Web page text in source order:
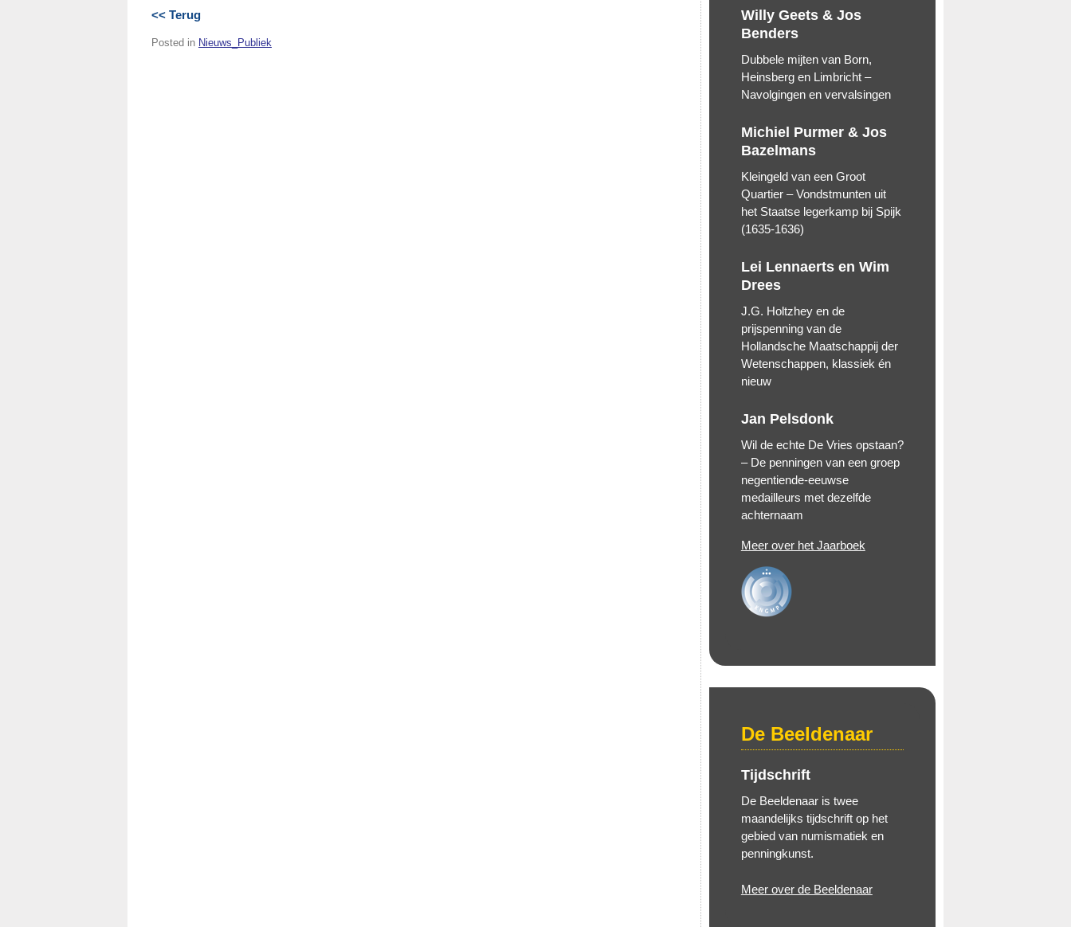
<< Terug
Posted in Nieuws_Publiek
Willy Geets & Jos
Benders
Dubbele mijten van Born,
Heinsberg en Limbricht –
Navolgingen en vervalsingen
Michiel Purmer & Jos
Bazelmans
Kleingeld van een Groot
Quartier – Vondstmunten uit
het Staatse legerkamp bij Spijk
(1635-1636)
Lei Lennaerts en Wim
Drees
J.G. Holtzhey en de
prijspenning van de
Hollandsche Maatschappij der
Wetenschappen, klassiek én
nieuw
Jan Pelsdonk
Wil de echte De Vries opstaan?
– De penningen van een groep
negentiende-eeuwse
medailleurs met dezelfde
achternaam
Meer over het Jaarboek
De Beeldenaar
Tijdschrift
De Beeldenaar is twee
maandelijks tijdschrift op het
gebied van numismatiek en
penningkunst.
Meer over de Beeldenaar